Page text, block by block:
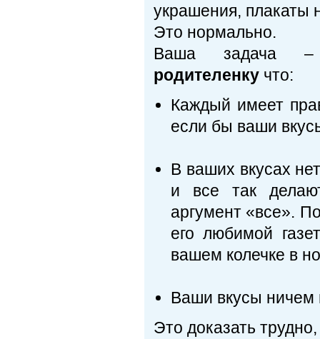
украшения, плакаты
Это нормально.
Ваша
родителенку что:
Каждый имеет
если бы ваши
В ваших вкусах
и все так
аргумент «все».
его любимой
вашем колечке в
Ваши вкусы ничем
Это доказать